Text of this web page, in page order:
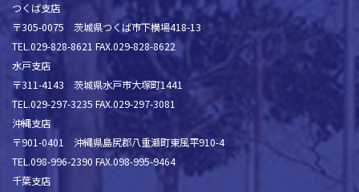
つくば支店
〒305-0075 茨城県つくば市下横場418-13
TEL.029-828-8621 FAX.029-828-8622
水戸支店
〒311-4143 茨城県水戸市大塚町1441
TEL.029-297-3235 FAX.029-297-3081
沖縄支店
〒901-0401 沖縄県島尻郡八重瀬町東風平910-4
TEL.098-996-2390 FAX.098-995-9464
千葉支店